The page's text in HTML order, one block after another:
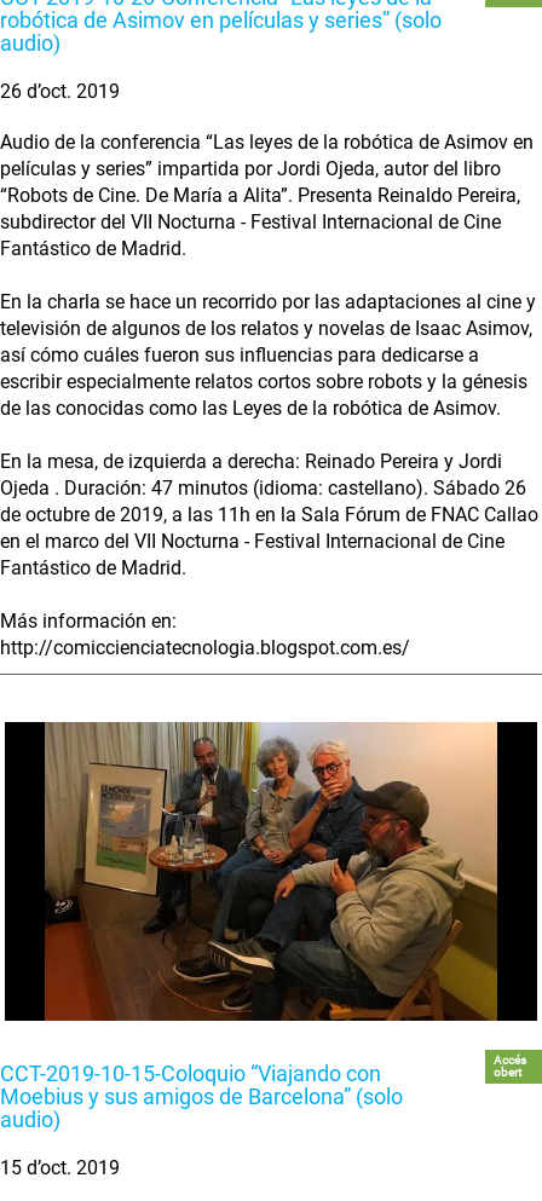
robótica de Asimov en películas y series” (solo
audio)
26 d’oct. 2019
Audio de la conferencia “Las leyes de la robótica de Asimov en
películas y series” impartida por Jordi Ojeda, autor del libro
“Robots de Cine. De María a Alita”. Presenta Reinaldo Pereira,
subdirector del VII Nocturna - Festival Internacional de Cine
Fantástico de Madrid.
En la charla se hace un recorrido por las adaptaciones al cine y
televisión de algunos de los relatos y novelas de Isaac Asimov,
así cómo cuáles fueron sus influencias para dedicarse a
escribir especialmente relatos cortos sobre robots y la génesis
de las conocidas como las Leyes de la robótica de Asimov.
En la mesa, de izquierda a derecha: Reinado Pereira y Jordi
Ojeda . Duración: 47 minutos (idioma: castellano). Sábado 26
de octubre de 2019, a las 11h en la Sala Fórum de FNAC Callao
en el marco del VII Nocturna - Festival Internacional de Cine
Fantástico de Madrid.
Más información en:
http://comiccienciatecnologia.blogspot.com.es/
CCT-2019-10-15-Coloquio “Viajando con
Moebius y sus amigos de Barcelona” (solo
audio)
Accés
obert
15 d’oct. 2019